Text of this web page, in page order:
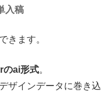
入稿
きます。
のai形式。
ザインデータに巻き込